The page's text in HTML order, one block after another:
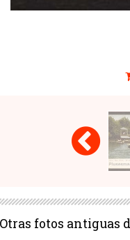
Otras fotos antiguas